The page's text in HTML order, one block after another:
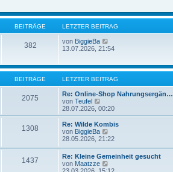
a
g
e
i
t
r
a
g
BEITRÄGE LETZTER BEITRAG
382 von BiggieBa
e
s
t
r
B
e
i
t
r
a
g
13.07.2026, 21:54
BEITRÄGE LETZTER BEITRAG
2075
Re: Online-Shop Nahrungsergän…
von Teufel
e
u
e
s
t
r
B
e
28.07.2026, 00:20
1308
Re: Wilde Kombis
von BiggieBa
e
s
t
28.05.2026, 21:22
1437
Re: Kleine Gemeinheit gesucht
von Maatzze
e
23.03.2026, 15:12